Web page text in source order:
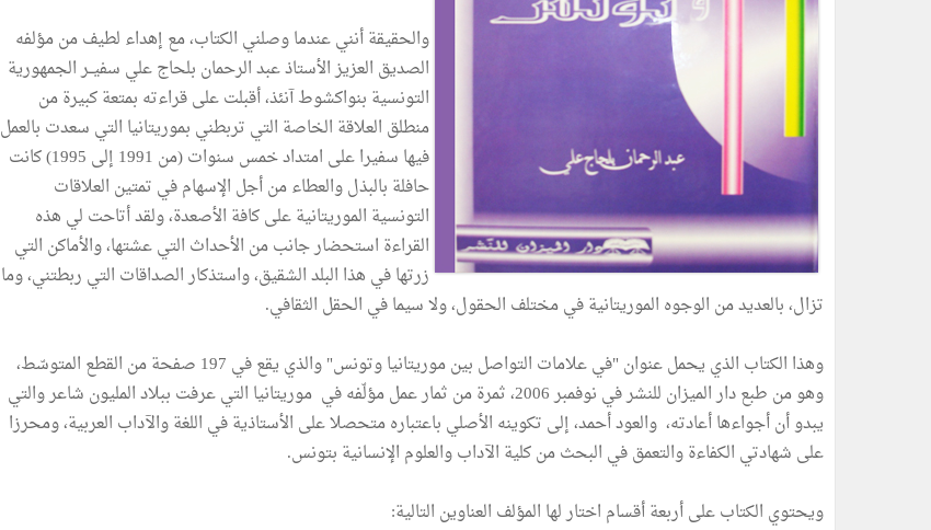
والحقيقة أنني عندما وصلني الكتاب، مع إهداء لطيف من مؤلفه
الصديق العزيز الأستاذ عبد الرحمان بلحاج علي سفيــر الجمهورية
التونسية بنواكشوط آنئذ، أقبلت على قراءته بمتعة كبيرة من
منطلق العلاقة الخاصة التي تربطني بموريتانيا التي سعدت بالعمل
فيها سفيرا على امتداد خمس سنوات (من 1991 إلى 1995) كانت
حافلة بالبذل والعطاء من أجل الإسهام في تمتين العلاقات
التونسية الموريتانية على كافة الأصعدة، ولقد أتاحت لي هذه
القراءة استحضار جانب من الأحداث التي عشتها، والأماكن التي
زرتها في هذا البلد الشقيق، واستذكار الصداقات التي ربطتني، وما
تزال، بالعديد من الوجوه الموريتانية في مختلف الحقول، ولا سيما في الحقل الثقافي.
وهذا الكتاب الذي يحمل عنوان "في علامات التواصل بين موريتانيا وتونس" والذي يقع في 197 صفحة من القطع المتوسّط،
وهو من طبع دار الميزان للنشر في نوفمبر 2006، ثمرة من ثمار عمل مؤلّفه في موريتانيا التي عرفت ببلاد المليون شاعر والتي
يبدو أن أجواءها أعادته، والعود أحمد، إلى تكوينه الأصلي باعتباره متحصلا على الأستاذية في اللغة والآداب العربية، ومحرزا
على شهادتي الكفاءة والتعمق في البحث من كلية الآداب والعلوم الإنسانية بتونس.
ويحتوي الكتاب على أربعة أقسام اختار لها المؤلف العناوين التالية: